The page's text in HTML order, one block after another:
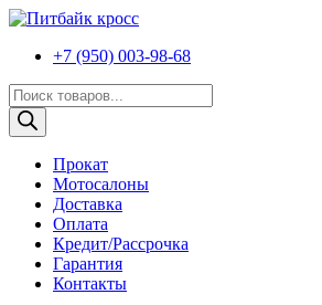
+7 (950) 003-98-68
Поиск
товаров
Прокат
Мотосалоны
Доставка
Оплата
Кредит/Рассрочка
Гарантия
Контакты